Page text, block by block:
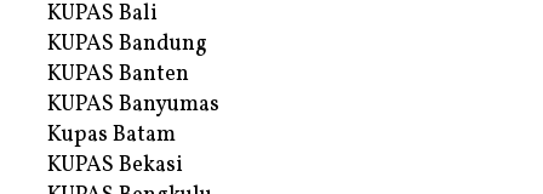
KUPAS Bali
KUPAS Bandung
KUPAS Banten
KUPAS Banyumas
Kupas Batam
KUPAS Bekasi